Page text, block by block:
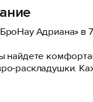
Адриана» в
найдете
раскладушки.